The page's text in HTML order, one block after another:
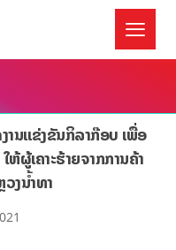
ານແຂ່ງຂັນກິລາກ໊ອບ ເພື່ອ
ຜູ້ເຄາະຮ້າຍຈາກການຄ້າ
ງນໍ້າທາ